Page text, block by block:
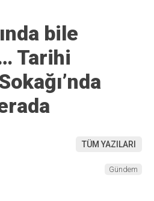
bile
Tarihi
TÜM YAZILARI
Gündem